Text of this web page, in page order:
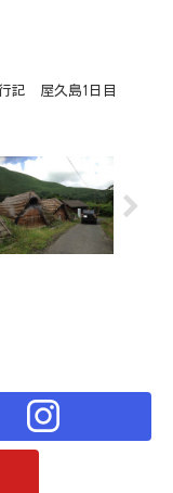
記 屋久島1日目